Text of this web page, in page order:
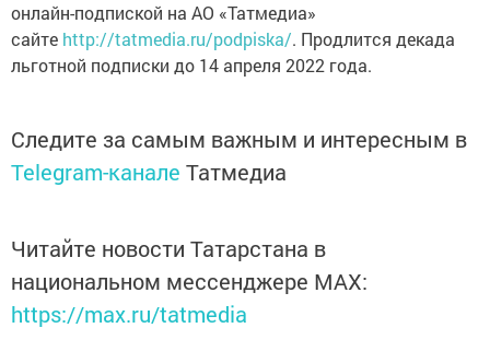
онлайн-подпиской на АО «Татмедиа»
сайте http://tatmedia.ru/podpiska/. Продлится декада
льготной подписки до 14 апреля 2022 года.
Следите за самым важным и интересным в
Telegram-канале Татмедиа
Читайте новости Татарстана в
национальном мессенджере MАХ:
https://max.ru/tatmedia